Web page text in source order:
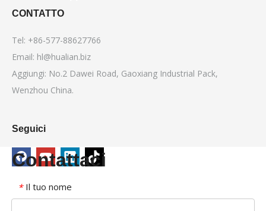
CONTATTO
Tel: +86-577-88627766
Email: hl@hualian.biz
Aggiungi: No.2 Dawei Road, Gaoxiang Industrial Pack,
Wenzhou China.
Seguici
Contattaci
* Il tuo nome